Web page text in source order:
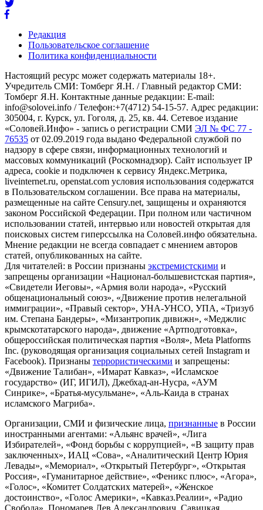
Редакция
Пользовательское соглашение
Политика конфиденциальности
Настоящий ресурс может содержать материалы 18+.
Учредитель СМИ: Томберг Я.Н. / Главный редактор СМИ:
Томберг Я.Н. Контактные данные редакции: E-mail:
info@solovei.info / Телефон:+7(4712) 54-15-57. Адрес редакции:
305004, г. Курск, ул. Гоголя, д. 25, кв. 44. Сетевое издание
«Соловей.Инфо» - запись о регистрации СМИ ЭЛ № ФС 77 -
76535 от 02.09.2019 года выдано Федеральной службой по
надзору в сфере связи, информационных технологий и
массовых коммуникаций (Роскомнадзор). Сайт использует IP
адреса, cookie и подключен к сервису Яндекс.Метрика,
liveinternet.ru, openstat.com условия использования содержатся
в Пользовательском соглашении. Все права на материалы,
размещенные на сайте Censury.net, защищены и охраняются
законом Российской Федерации. При полном или частичном
использовании статей, интервью или новостей открытая для
поисковых систем гиперссылка на Соловей.инфо обязательна.
Мнение редакции не всегда совпадает с мнением авторов
статей, опубликованных на сайте.
Для читателей: в России признаны экстремистскими и
запрещены организации «Национал-большевистская партия»,
«Свидетели Иеговы», «Армия воли народа», «Русский
общенациональный союз», «Движение против нелегальной
иммиграции», «Правый сектор», УНА-УНСО, УПА, «Тризуб
им. Степана Бандеры», «Мизантропик дивижн», «Меджлис
крымскотатарского народа», движение «Артподготовка»,
общероссийская политическая партия «Воля», Meta Platforms
Inc. (руководящая организация социальных сетей Instagram и
Facebook). Признаны террористическими и запрещены:
«Движение Талибан», «Имарат Кавказ», «Исламское
государство» (ИГ, ИГИЛ), Джебхад-ан-Нусра, «АУМ
Синрике», «Братья-мусульмане», «Аль-Каида в странах
исламского Магриба».
Организации, СМИ и физические лица, признанные в России
иностранными агентами: «Альянс врачей», «Лига
Избирателей», «Фонд борьбы с коррупцией», «В защиту прав
заключенных», ИАЦ «Сова», «Аналитический Центр Юрия
Левады», «Мемориал», «Открытый Петербург», «Открытая
Россия», «Гуманитарное действие», «Феникс плюс», «Агора»,
«Голос», «Комитет Солдатских матерей», «Женское
достоинство», «Голос Америки», «Кавказ.Реалии», «Радио